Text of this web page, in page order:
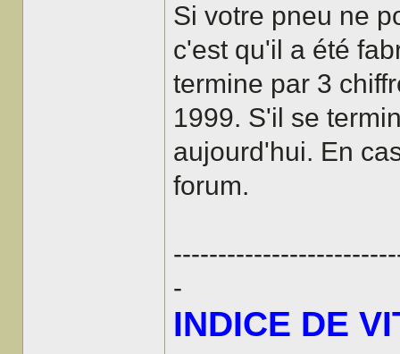
Si votre pneu ne
c'est qu'il a été
termine par 3
1999. S'il se
aujourd'hui. En
forum.
-
INDICE DE